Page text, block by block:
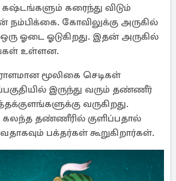
கரைந்து விடும்
நம்பிக்கை. கோவிலுக்கு அருகில்
ஓடை ஓடுகிறது. இதன் அருகில்
உள்ளன.
மூலிகை செடிகள்
இருந்து வரும் தண்ணீர்
வருகிறது.
தண்ணீரில் குளிப்பதால்
பக்தர்கள் கூறுகிறார்கள்.